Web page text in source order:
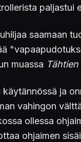
paljastui
saamaan
muassa
ja
vahingon
ollessa
ohjaimen